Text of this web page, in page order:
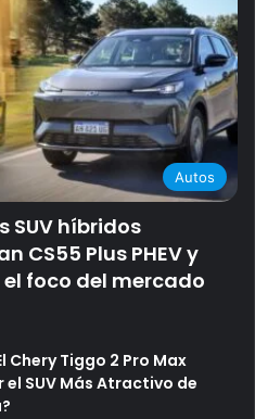
Autos
SUV híbridos
CS55 Plus PHEV y
el foco del mercado
Chery Tiggo 2 Pro Max
el SUV Más Atractivo de